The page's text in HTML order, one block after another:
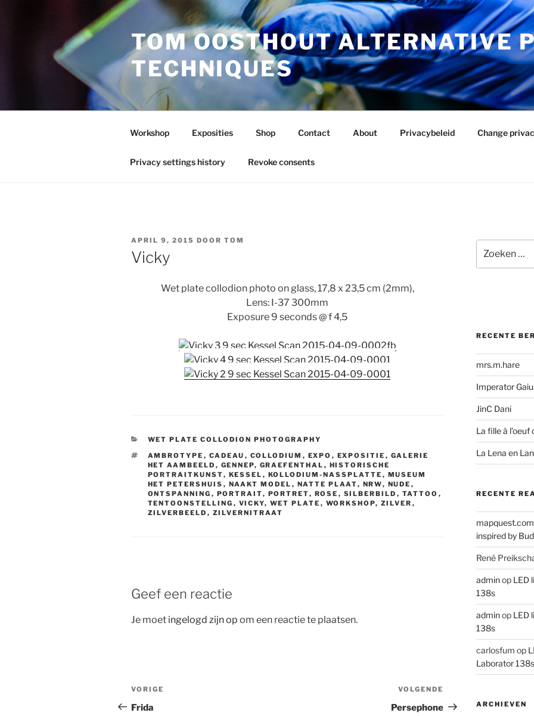
TOM OOSTHOUT ALTERNATIVE
TECHNIQUES
Workshop Exposities Shop Contact About Privacybeleid Change
Privacy settings history Revoke consents
GEPLAATST
OP
APRIL 9, 2015 DOOR TOM
Vicky
Wet plate collodion photo on glass, 17,8 x 23,5 cm (2mm),
Lens: I-37 300mm
Exposure 9 seconds @ f 4,5
CATEGORIEËN
WET PLATE COLLODION PHOTOGRAPHY
TAGS
AMBROTYPE , CADEAU , COLLODIUM , EXPO , EXPOSITIE , GALERIE
HET AAMBEELD , GENNEP, GRAEFENTHAL , HISTORISCHE
PORTRAITKUNST, KESSEL , KOLLODIUM-NASSPLATTE , MUSEUM
HET PETERSHUIS , NAAKT MODEL , NATTE PLAAT, NRW, NUDE ,
ONTSPANNING , PORTRAIT, PORTRET, ROSE , SILBERBILD , TATTOO ,
TENTOONSTELLING , VICKY, WET PLATE , WORKSHOP, ZILVER ,
ZILVERBEELD , ZILVERNITRAAT
Geef een reactie
Je moet ingelogd zijn op om een reactie te plaatsen.
Bericht
navigatie
Vorig
bericht
VORIGE
Frida
bericht
VOLGENDE
Persephone
naar:
RECENTE
mrs.m.hare
Imperator
JinC Dani
La fille à l’oeuf
La Lena en
RECENTE
mapquest.com
inspired by
René
adminop LED
138s
adminop LED
138s
carlosfum op
Laborator 138s
ARCHIEVEN